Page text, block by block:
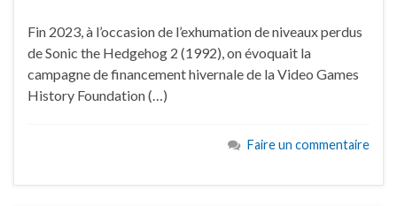
Fin 2023, à l’occasion de l’exhumation de niveaux perdus
de Sonic the Hedgehog 2 (1992), on évoquait la
campagne de financement hivernale de la Video Games
History Foundation (…)
Faire un commentaire